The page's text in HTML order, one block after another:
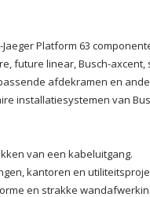
Platform 63
future linear, Busch-axcent,
afdekramen en
installatiesystemen van
van een kabeluitgang.
kantoren en
en strakke